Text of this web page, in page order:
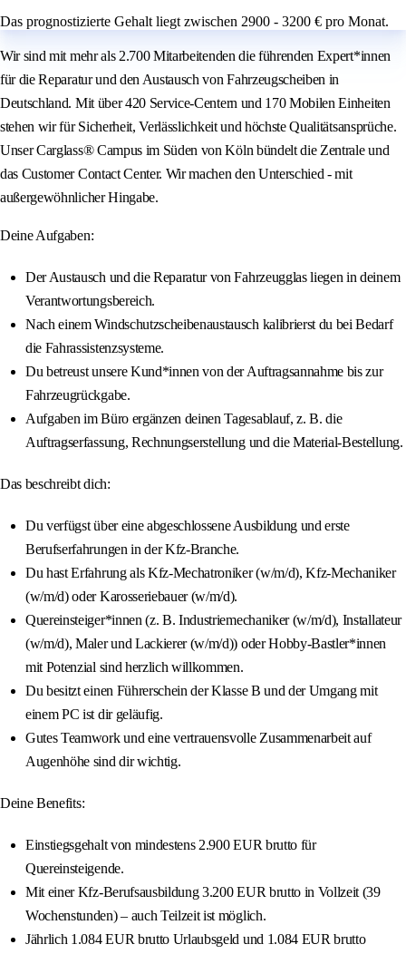
Das prognostizierte Gehalt liegt zwischen 2900 - 3200 € pro Monat.
Wir sind mit mehr als 2.700 Mitarbeitenden die führenden Expert*innen
für die Reparatur und den Austausch von Fahrzeugscheiben in
Deutschland. Mit über 420 Service-Centern und 170 Mobilen Einheiten
stehen wir für Sicherheit, Verlässlichkeit und höchste Qualitätsansprüche.
Unser Carglass® Campus im Süden von Köln bündelt die Zentrale und
das Customer Contact Center. Wir machen den Unterschied - mit
außergewöhnlicher Hingabe.
Deine Aufgaben:
Der Austausch und die Reparatur von Fahrzeugglas liegen in deinem
Verantwortungsbereich.
Nach einem Windschutzscheibenaustausch kalibrierst du bei Bedarf
die Fahrassistenzsysteme.
Du betreust unsere Kund*innen von der Auftragsannahme bis zur
Fahrzeugrückgabe.
Aufgaben im Büro ergänzen deinen Tagesablauf, z. B. die
Auftragserfassung, Rechnungserstellung und die Material-Bestellung.
Das beschreibt dich:
Du verfügst über eine abgeschlossene Ausbildung und erste
Berufserfahrungen in der Kfz-Branche.
Du hast Erfahrung als Kfz-Mechatroniker (w/m/d), Kfz-Mechaniker
(w/m/d) oder Karosseriebauer (w/m/d).
Quereinsteiger*innen (z. B. Industriemechaniker (w/m/d), Installateur
(w/m/d), Maler und Lackierer (w/m/d)) oder Hobby-Bastler*innen
mit Potenzial sind herzlich willkommen.
Du besitzt einen Führerschein der Klasse B und der Umgang mit
einem PC ist dir geläufig.
Gutes Teamwork und eine vertrauensvolle Zusammenarbeit auf
Augenhöhe sind dir wichtig.
Deine Benefits:
Einstiegsgehalt von mindestens 2.900 EUR brutto für
Quereinsteigende.
Mit einer Kfz-Berufsausbildung 3.200 EUR brutto in Vollzeit (39
Wochenstunden) – auch Teilzeit ist möglich.
Jährlich 1.084 EUR brutto Urlaubsgeld und 1.084 EUR brutto